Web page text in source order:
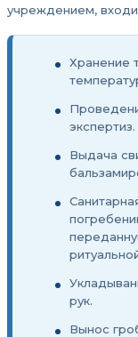
учреждением,
Хранение
экспертиз.
Выдача
рук.
Вынос